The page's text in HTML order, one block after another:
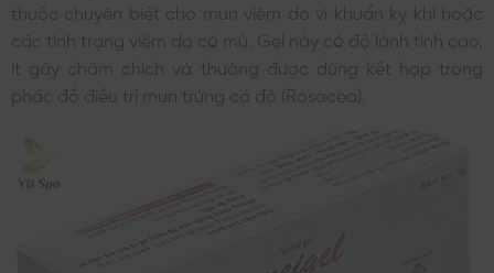
thuốc chuyên biệt cho mụn viêm do vi khuẩn kỵ khí hoặc
các tình trạng viêm da có mủ. Gel này có độ lành tính cao,
ít gây châm chích và thường được dùng kết hợp trong
phác đồ điều trị mụn trứng cá đỏ (Rosacea).